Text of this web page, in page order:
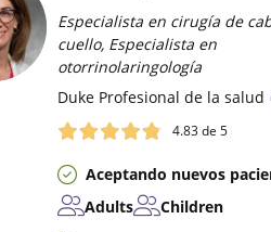
Especialista en cirugía de
cuello, Especialista en
otorrinolaringología
Duke Profesional de la salud
4.83de 5
Aceptando nuevos
Adults
Children